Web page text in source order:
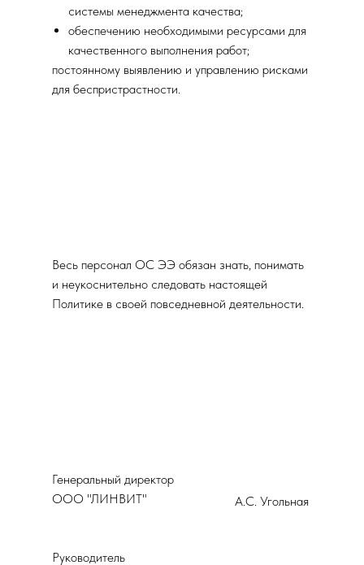
системы менеджмента качества;
обеспечению необходимыми ресурсами для
качественного выполнения работ;
постоянному выявлению и управлению рисками
для беспристрастности.
Весь персонал ОС ЭЭ обязан знать, понимать
и неукоснительно следовать настоящей
Политике в своей повседневной деятельности.
Генеральный директор
ООО "ЛИНВИТ"
Руководитель
А.С. Угольная